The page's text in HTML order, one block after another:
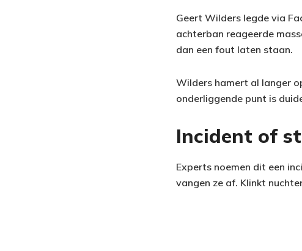
Geert Wilders legde via
achterban reageerde
dan een fout laten staan.
Wilders hamert al langer
onderliggende punt is
Incident of
Experts noemen dit een
vangen ze af. Klinkt